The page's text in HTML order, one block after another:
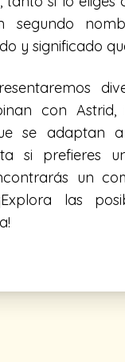
segundo
y significado
con Astrid,
se adaptan a
si prefieres
un
las